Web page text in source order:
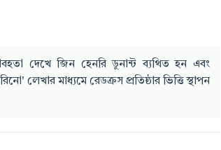
দেখে জিন হেনরি ডুনান্ট ব্যথিত হন এবং
লেখার মাধ্যমে রেডক্রস প্রতিষ্ঠার ভিত্তি স্থাপন